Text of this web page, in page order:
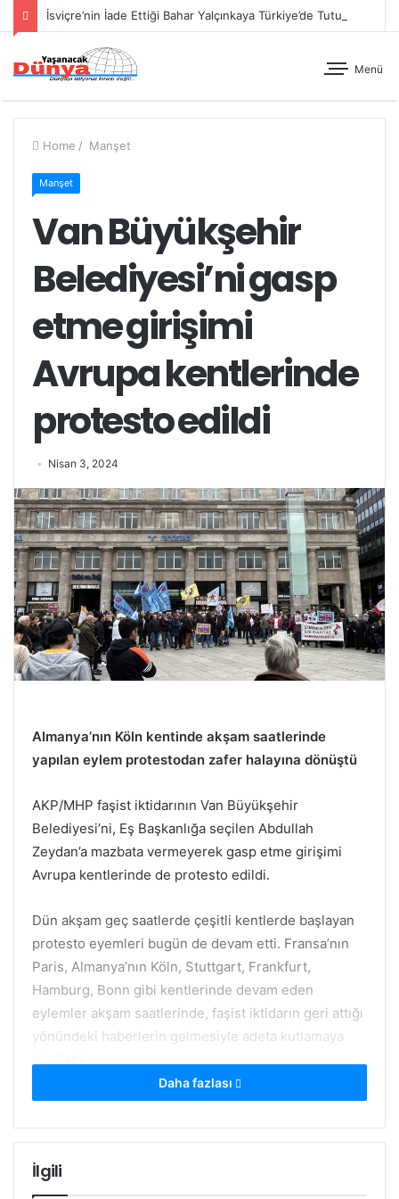
Menü
Home / Manşet
Manşet
Van Büyükşehir
Belediyesi’ni gasp
etme girişimi
Avrupa kentlerinde
protesto edildi
Nisan 3, 2024
Almanya’nın Köln kentinde akşam saatlerinde
yapılan eylem protestodan zafer halayına dönüştü
AKP/MHP faşist iktidarının Van Büyükşehir
Belediyesi’ni, Eş Başkanlığa seçilen Abdullah
Zeydan’a mazbata vermeyerek gasp etme girişimi
Avrupa kentlerinde de protesto edildi.
Dün akşam geç saatlerde çeşitli kentlerde başlayan
protesto eyemleri bugün de devam etti. Fransa’nın
Paris, Almanya’nın Köln, Stuttgart, Frankfurt,
Hamburg, Bonn gibi kentlerinde devam eden
eylemler akşam saatlerinde, faşist iktidarın geri attığı
yönündeki haberlerin gelmesiyle adeta kutlamaya
Köln’de, ADGB (Avrupa Demokratik Güç Birliği)’nin
çağrısıyla saat 18’de Merkez Tren Garı önünde
iktidarın Van’daki seçimi gasp etme girişimi teşhir
Daha fazlası
İlgili